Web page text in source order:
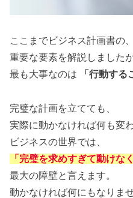
ここまでビジネス計画書の、
重要な要素を解説しましたが
最も大事なのは
「行動する
完璧な計画を立てても、
実際に動かなければ何も変
ビジネスの世界では、
「完璧を求めすぎて動けな
最大の障壁と言えます。
動かなければ何にもなりま